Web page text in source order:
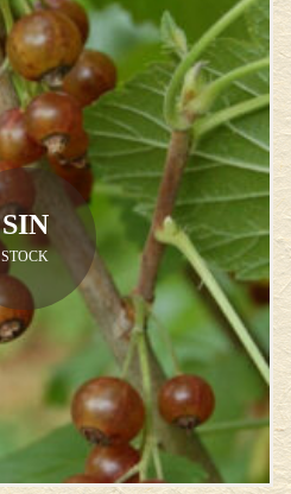
SIN
STOCK